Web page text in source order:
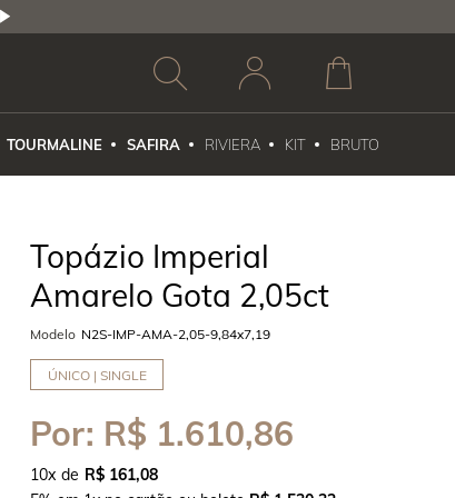
TOURMALINE SAFIRA RIVIERA KIT BRUTO
Topázio Imperial
Amarelo Gota 2,05ct
Modelo N2S-IMP-AMA-2,05-9,84x7,19
ÚNICO | SINGLE
Por: R$ 1.610,86
10x
R$ 161,08